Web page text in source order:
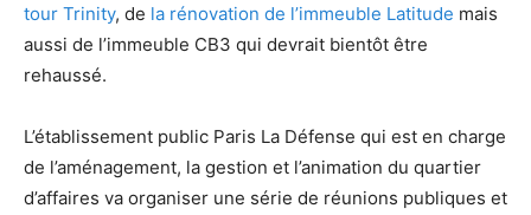
tour Trinity, de la rénovation de l’immeuble Latitude mais
aussi de l’immeuble CB3 qui devrait bientôt être
rehaussé.
L’établissement public Paris La Défense qui est en charge
de l’aménagement, la gestion et l’animation du quartier
d’affaires va organiser une série de réunions publiques et